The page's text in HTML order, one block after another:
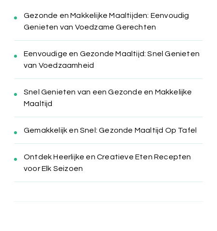
Gezonde en Makkelijke Maaltijden: Eenvoudig
Genieten van Voedzame Gerechten
Eenvoudige en Gezonde Maaltijd: Snel Genieten
van Voedzaamheid
Snel Genieten van een Gezonde en Makkelijke
Maaltijd
Gemakkelijk en Snel: Gezonde Maaltijd Op Tafel
Ontdek Heerlijke en Creatieve Eten Recepten
voor Elk Seizoen